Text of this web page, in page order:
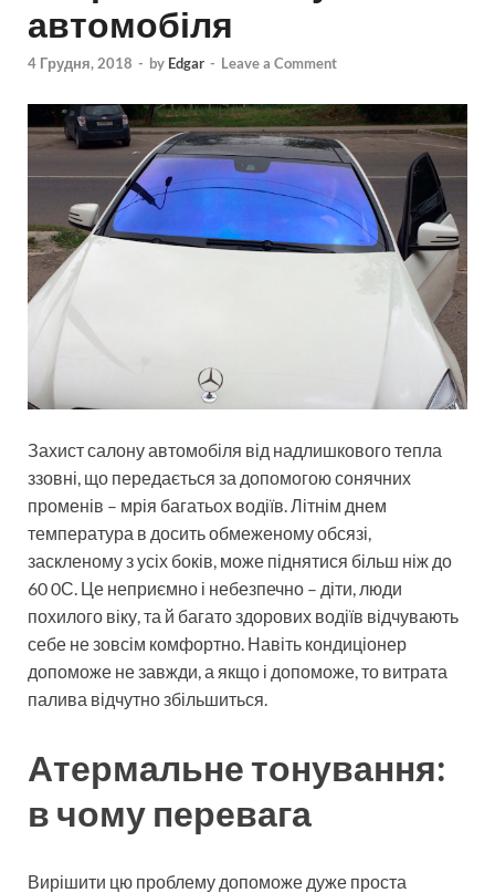
автомобіля
4 Грудня, 2018 - by Edgar - Leave a Comment
Захист салону автомобіля від надлишкового тепла
ззовні, що передається за допомогою сонячних
променів – мрія багатьох водіїв. Літнім днем ​​
температура в досить обмеженому обсязі,
заскленому з усіх боків, може піднятися більш ніж до
60 0С. Це неприємно і небезпечно – діти, люди
похилого віку, та й багато здорових водіїв відчувають
себе не зовсім комфортно. Навіть кондиціонер
допоможе не завжди, а якщо і допоможе, то витрата
палива відчутно збільшиться.
Атермальне тонування:
в чому перевага
Вирішити цю проблему допоможе дуже проста